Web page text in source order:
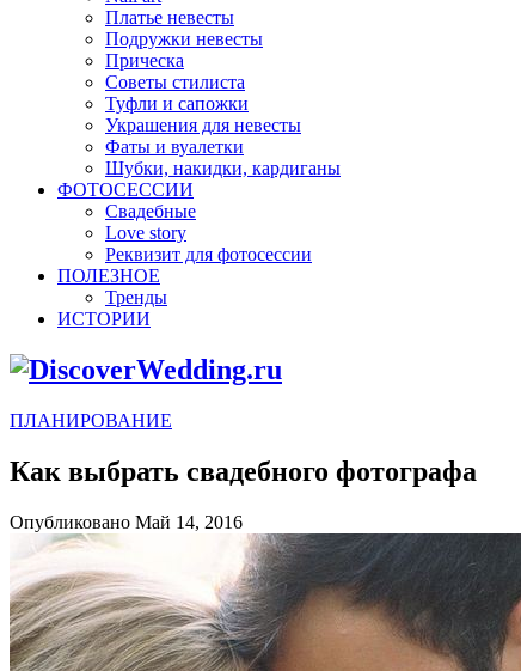
Платье невесты
Подружки невесты
Прическа
Советы стилиста
Туфли и сапожки
Украшения для невесты
Фаты и вуалетки
Шубки, накидки, кардиганы
ФОТОСЕССИИ
Свадебные
Love story
Реквизит для фотосессии
ПОЛЕЗНОЕ
Тренды
ИСТОРИИ
ПЛАНИРОВАНИЕ
Как выбрать свадебного фотографа
Опубликовано Май 14, 2016